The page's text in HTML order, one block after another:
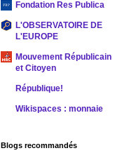
Fondation Res Publica
L'OBSERVATOIRE DE
L'EUROPE
Mouvement Républicain
et Citoyen
République!
Wikispaces : monnaie
Blogs recommandés